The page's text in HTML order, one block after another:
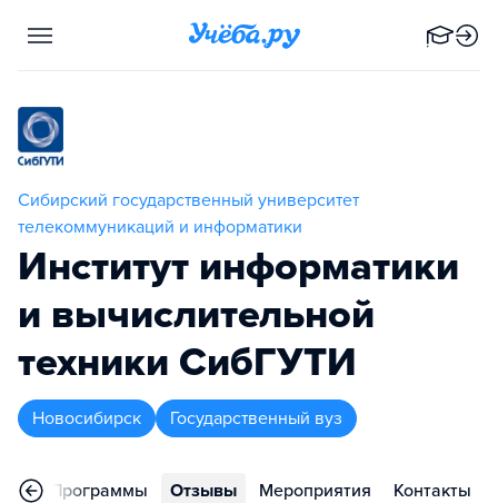
Сибирский государственный университет
телекоммуникаций и информатики
Институт информатики
и вычислительной
техники СибГУТИ
Новосибирск Государственный вуз
Программы Отзывы Мероприятия Контакты